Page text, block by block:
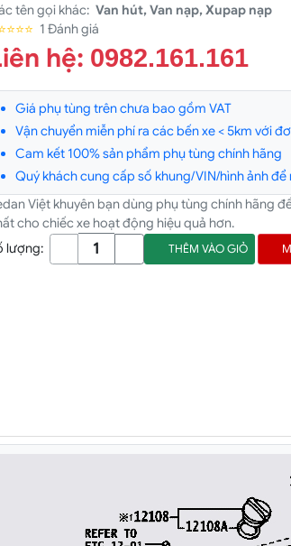
tên gọi khác: Van hút, Van nạp, Xupap nạp
1 Đánh giá
hệ: 0982.161.161
Giá phụ tùng trên chưa bao gồm VAT
Vận chuyển miễn phí ra các bến xe < 5km với
Cam kết 100% sản phẩm phụ tùng chính hãng
Quý khách cung cấp số khung/VIN/hình ảnh
Việt khuyên bạn dùng phụ tùng chính hãng
cho chiếc xe hoạt động hiệu quả hơn.
lượng:
THÊM VÀO GIỎ